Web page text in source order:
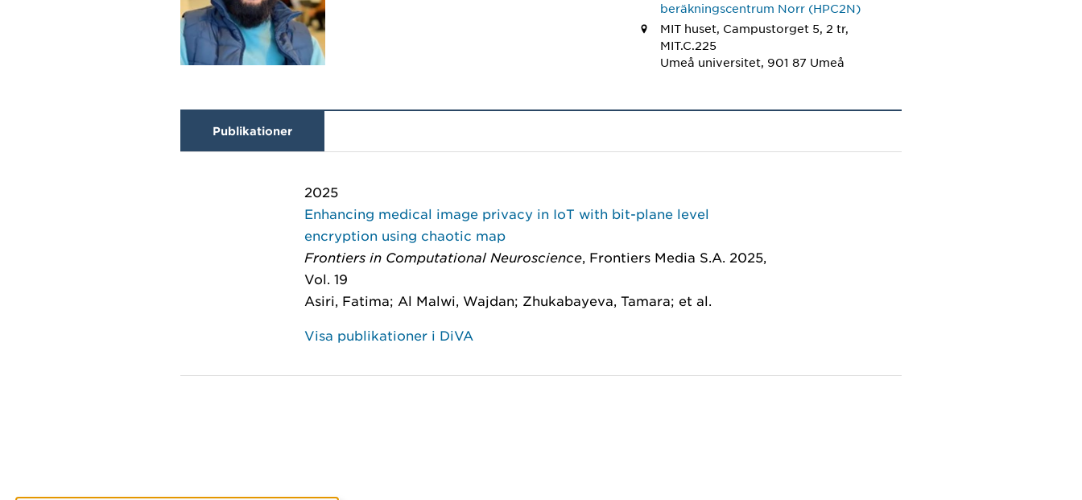
beräkningscentrum Norr (HPC2N)
MIT huset, Campustorget 5, 2 tr,
MIT.C.225
Umeå universitet, 901 87 Umeå
Publikationer
2025
Enhancing medical image privacy in IoT with bit-plane level
encryption using chaotic map
Frontiers in Computational Neuroscience, Frontiers Media S.A. 2025,
Vol. 19
Asiri, Fatima; Al Malwi, Wajdan; Zhukabayeva, Tamara; et al.
Visa publikationer i DiVA